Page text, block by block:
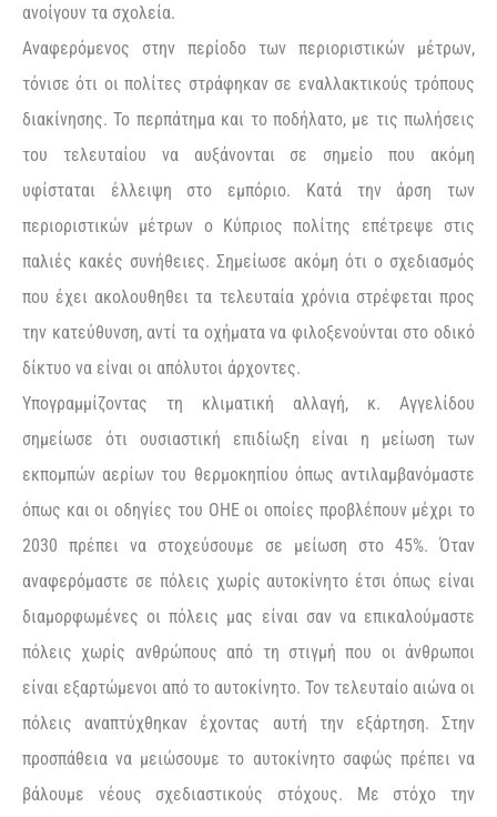
ανοίγουν τα σχολεία.
Αναφερόμενος στην περίοδο των περιοριστικών μέτρων,
τόνισε ότι οι πολίτες στράφηκαν σε εναλλακτικούς τρόπους
διακίνησης. Το περπάτημα και το ποδήλατο, με τις πωλήσεις
του τελευταίου να αυξάνονται σε σημείο που ακόμη
υφίσταται έλλειψη στο εμπόριο. Κατά την άρση των
περιοριστικών μέτρων ο Κύπριος πολίτης επέτρεψε στις
παλιές κακές συνήθειες. Σημείωσε ακόμη ότι ο σχεδιασμός
που έχει ακολουθηθει τα τελευταία χρόνια στρέφεται προς
την κατεύθυνση, αντί τα οχήματα να φιλοξενούνται στο οδικό
δίκτυο να είναι οι απόλυτοι άρχοντες.
Υπογραμμίζοντας τη κλιματική αλλαγή, κ. Αγγελίδου
σημείωσε ότι ουσιαστική επιδίωξη είναι η μείωση των
εκπομπών αερίων του θερμοκηπίου όπως αντιλαμβανόμαστε
όπως και οι οδηγίες του ΟΗΕ οι οποίες προβλέπουν μέχρι το
2030 πρέπει να στοχεύσουμε σε μείωση στο 45%. Όταν
αναφερόμαστε σε πόλεις χωρίς αυτοκίνητο έτσι όπως είναι
διαμορφωμένες οι πόλεις μας είναι σαν να επικαλούμαστε
πόλεις χωρίς ανθρώπους από τη στιγμή που οι άνθρωποι
είναι εξαρτώμενοι από το αυτοκίνητο. Τον τελευταίο αιώνα οι
πόλεις αναπτύχθηκαν έχοντας αυτή την εξάρτηση. Στην
προσπάθεια να μειώσουμε το αυτοκίνητο σαφώς πρέπει να
βάλουμε νέους σχεδιαστικούς στόχους. Με στόχο την